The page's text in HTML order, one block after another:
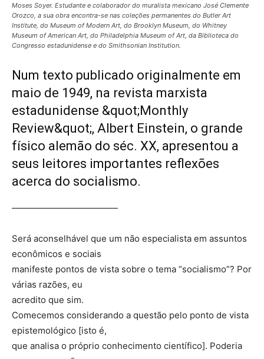
Moses Soyer. Estudante e colaborador do muralista mexicano José Clemente
Orozco, a sua obra encontra-se nas coleções permanentes do Butler Art
Institute, do Museum of Modern Art, do Brooklyn Museum, do Whitney
Museum of American Art, do Philadelphia Museum of Art, da Biblioteca do
Congresso estadunidense e do Smithsonian Institution.
Num texto publicado originalmente em
maio de 1949, na revista marxista
estadunidense &quot;Monthly
Review&quot;, Albert Einstein, o grande
físico alemão do séc. XX, apresentou a
seus leitores importantes reflexões
acerca do socialismo.
————————————
Será aconselhável que um não especialista em assuntos
econômicos e sociais
manifeste pontos de vista sobre o tema “socialismo”? Por
várias razões, eu
acredito que sim.
Comecemos considerando a questão pelo ponto de vista
epistemológico [isto é,
que analisa o próprio conhecimento científico]. Poderia